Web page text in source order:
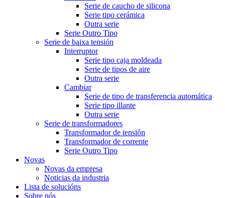
Serie de caucho de silicona
Serie tipo cerámica
Outra serie
Serie Outro Tipo
Serie de baixa tensión
Interruptor
Serie tipo caja moldeada
Serie de tipos de aire
Outra serie
Cambiar
Serie de tipo de transferencia automática
Serie tipo illante
Outra serie
Serie de transformadores
Transformador de tensión
Transformador de corrente
Serie Outro Tipo
Novas
Novas da empresa
Noticias da industria
Lista de solucións
Sobre nós